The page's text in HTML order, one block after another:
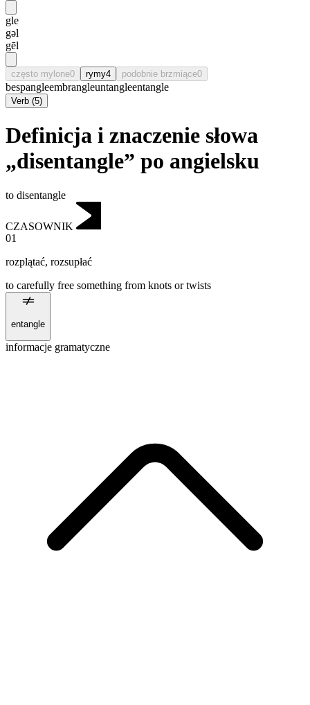
gle
gəl
gēl
często mylone0 rymy4 podobnie brzmiące0
bespangleembrangleuntangleentangle
Verb (5)
Definicja i znaczenie słowa
„disentangle” po angielsku
to disentangle
CZASOWNIK
01
rozplątać, rozsupłać
to carefully free something from knots or twists
entangle
informacje gramatyczne